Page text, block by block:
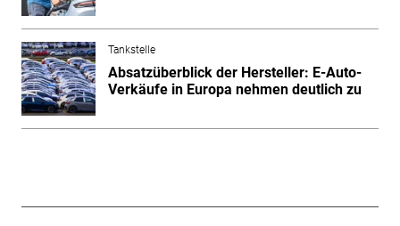
Tankstelle
Absatzüberblick der Hersteller: E-Auto-
Verkäufe in Europa nehmen deutlich zu